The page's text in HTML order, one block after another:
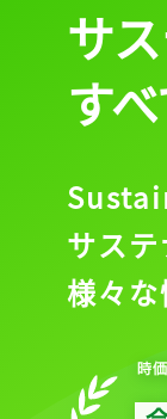
サ
す
サス
様々